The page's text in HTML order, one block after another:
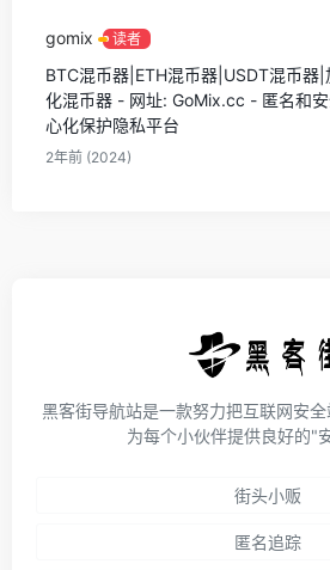
gomix 读者
BTC混币器|ETH混币器|USDT混币器
化混币器 - 网址: GoMix.cc - 匿名和
心化保护隐私平台
2年前 (2024)
黑客街导航站是一款努力把互联网安
为每个小伙伴提供良好的"
街头小贩
匿名追踪